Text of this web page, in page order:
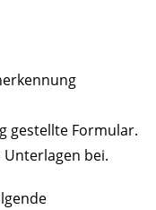
gestellte Formular.
bei.